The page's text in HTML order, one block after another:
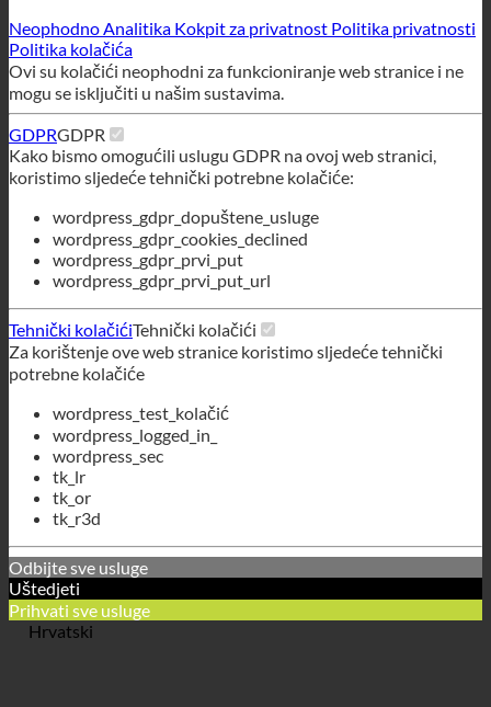
kolačića. Ovdje kontrolirajte svoje osobne usluge kolačića.
NeophodnoAnalitikaKokpit za privatnostPolitika privatnosti
Politika kolačića
Ovi su kolačići neophodni za funkcioniranje web stranice i ne
mogu se isključiti u našim sustavima.
GDPRGDPR
koristimo sljedeće tehnički potrebne kolačiće:
wordpress_gdpr_dopuštene_usluge
wordpress_gdpr_cookies_declined
wordpress_gdpr_prvi_put_url
Tehnički kolačićiTehnički kolačići
potrebne kolačiće
wordpress_test_kolačić
wordpress_logged_in_
wordpress_sec
tk_lr
tk_r3d
Odbijte sve usluge
Uštedjeti